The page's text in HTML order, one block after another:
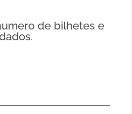
de bilhetes e